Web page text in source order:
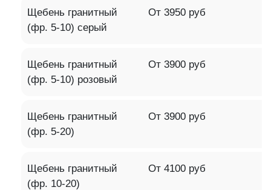
Щебень гранитный
(фр. 5-10) серый
От 3950 руб
Щебень гранитный
(фр. 5-10) розовый
От 3900 руб
Щебень гранитный
(фр. 5-20)
От 3900 руб
Щебень гранитный
(фр. 10-20)
От 4100 руб